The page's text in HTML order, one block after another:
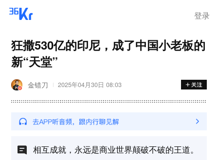
登录
狂撒530亿的印尼，成了中国小老板的
新“天堂”
金错刀 2025年04月30日 08:03
相互成就，永远是商业世界颠破不破的王道。